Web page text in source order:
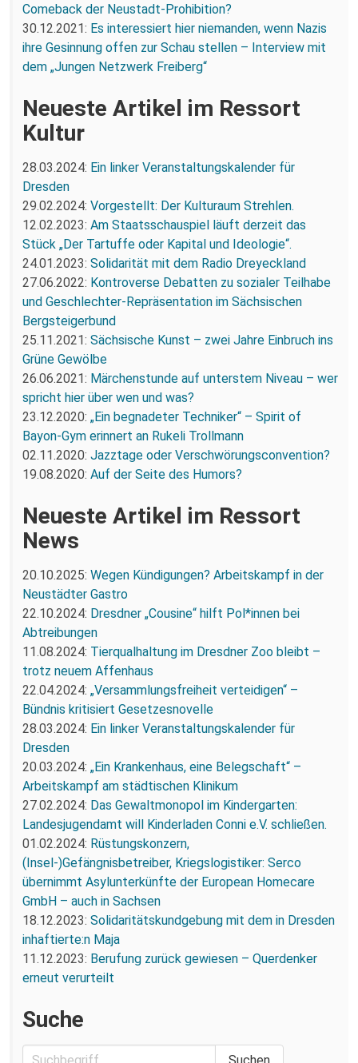
Comeback der Neustadt-Prohibition?
30.12.2021: Es interessiert hier niemanden, wenn Nazis
ihre Gesinnung offen zur Schau stellen – Interview mit
dem „Jungen Netzwerk Freiberg“
Neueste Artikel im Ressort
Kultur
28.03.2024: Ein linker Veranstaltungskalender für
Dresden
29.02.2024: Vorgestellt: Der Kulturaum Strehlen.
12.02.2023: Am Staatsschauspiel läuft derzeit das
Stück „Der Tartuffe oder Kapital und Ideologie“.
24.01.2023: Solidarität mit dem Radio Dreyeckland
27.06.2022: Kontroverse Debatten zu sozialer Teilhabe
und Geschlechter-Repräsentation im Sächsischen
Bergsteigerbund
25.11.2021: Sächsische Kunst – zwei Jahre Einbruch ins
Grüne Gewölbe
26.06.2021: Märchenstunde auf unterstem Niveau – wer
spricht hier über wen und was?
23.12.2020: „Ein begnadeter Techniker“ – Spirit of
Bayon-Gym erinnert an Rukeli Trollmann
02.11.2020: Jazztage oder Verschwörungsconvention?
19.08.2020: Auf der Seite des Humors?
Neueste Artikel im Ressort
News
20.10.2025: Wegen Kündigungen? Arbeitskampf in der
Neustädter Gastro
22.10.2024: Dresdner „Cousine“ hilft Pol*innen bei
Abtreibungen
11.08.2024: Tierqualhaltung im Dresdner Zoo bleibt –
trotz neuem Affenhaus
22.04.2024: „Versammlungsfreiheit verteidigen“ –
Bündnis kritisiert Gesetzesnovelle
28.03.2024: Ein linker Veranstaltungskalender für
Dresden
20.03.2024: „Ein Krankenhaus, eine Belegschaft“ –
Arbeitskampf am städtischen Klinikum
27.02.2024: Das Gewaltmonopol im Kindergarten:
Landesjugendamt will Kinderladen Conni e.V. schließen.
01.02.2024: Rüstungskonzern,
(Insel-)Gefängnisbetreiber, Kriegslogistiker: Serco
übernimmt Asylunterkünfte der European Homecare
GmbH – auch in Sachsen
18.12.2023: Solidaritätskundgebung mit dem in Dresden
inhaftierte:n Maja
11.12.2023: Berufung zurück gewiesen – Querdenker
erneut verurteilt
Suche